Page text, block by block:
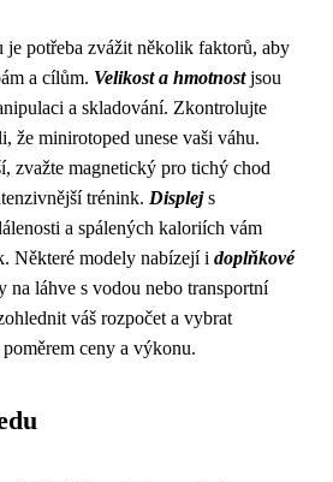
potřeba zvážit několik faktorů, aby
a cílům. Velikost a hmotnostjsou
a skladování. Zkontrolujte
že minirotoped unese vaši váhu.
zvažte magnetický pro tichý chod
trénink. Displejs
a spálených kaloriích vám
Některé modely nabízejí i doplňkové
na láhve s vodou nebo transportní
váš rozpočet a vybrat
ceny a výkonu.